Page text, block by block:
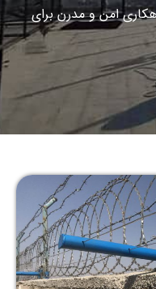
امن و مدرن برای